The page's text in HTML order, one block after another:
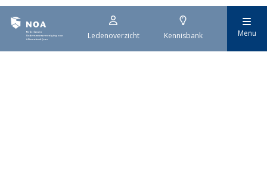
Ledenoverzicht Kennisbank Menu
Verdere informatie, veelgestelde vragen en de
link om een aanvraag in te dienen staat op de
website van cao-partijen Afbouw: